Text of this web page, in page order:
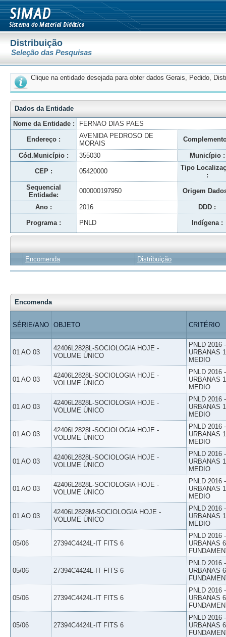
Distribuição
Seleção das Pesquisas
Clique na entidade desejada para obter dados Gerais, Pedido,
Dados da Entidade
Nome da Entidade :
FERNAO DIAS PAES
Endereço :
AVENIDA PEDROSO DE
MORAIS
Cód.Município : 355030 Município :
CEP : 05420000
Tipo
:
Sequencial
Entidade:
000000197950 Origem
Ano : 2016 DDD :
Programa : PNLD Indígena :
Encomenda Distribuição
Encomenda
SÉRIE/ANO OBJETO CRITÉRIO
01 AO 03
42406L2828L-SOCIOLOGIA HOJE -
VOLUME ÚNICO
PNLD 2016
URBANAS
MEDIO
01 AO 03
42406L2828L-SOCIOLOGIA HOJE -
VOLUME ÚNICO
PNLD 2016
URBANAS
MEDIO
01 AO 03
42406L2828L-SOCIOLOGIA HOJE -
VOLUME ÚNICO
PNLD 2016
URBANAS
MEDIO
01 AO 03
42406L2828L-SOCIOLOGIA HOJE -
VOLUME ÚNICO
PNLD 2016
URBANAS
MEDIO
01 AO 03
42406L2828L-SOCIOLOGIA HOJE -
VOLUME ÚNICO
PNLD 2016
URBANAS
MEDIO
01 AO 03
42406L2828L-SOCIOLOGIA HOJE -
VOLUME ÚNICO
PNLD 2016
URBANAS
MEDIO
01 AO 03
42406L2828M-SOCIOLOGIA HOJE -
VOLUME ÚNICO
PNLD 2016
URBANAS
MEDIO
05/06 27394C4424L-IT FITS 6
PNLD 2016
URBANAS
05/06 27394C4424L-IT FITS 6
PNLD 2016
URBANAS
05/06 27394C4424L-IT FITS 6
PNLD 2016
URBANAS
05/06 27394C4424L-IT FITS 6
PNLD 2016
URBANAS